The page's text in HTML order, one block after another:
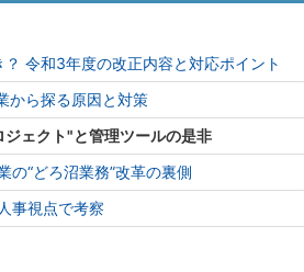
令和3年度の改正内容と対応ポイント
から探る原因と対策
ェクト"と管理ツールの是非
“どろ沼業務”改革の裏側
事視点で考察